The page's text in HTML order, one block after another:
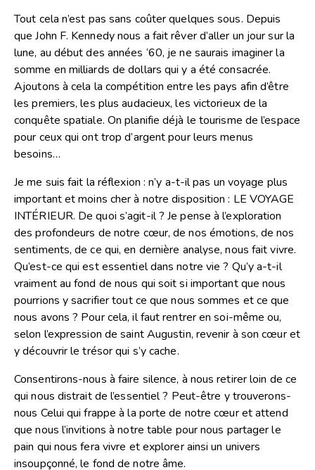
Tout cela n’est pas sans coûter quelques sous. Depuis
que John F. Kennedy nous a fait rêver d’aller un jour sur la
lune, au début des années ‘60, je ne saurais imaginer la
somme en milliards de dollars qui y a été consacrée.
Ajoutons à cela la compétition entre les pays afin d’être
les premiers, les plus audacieux, les victorieux de la
conquête spatiale. On planifie déjà le tourisme de l’espace
pour ceux qui ont trop d’argent pour leurs menus
besoins…
Je me suis fait la réflexion : n’y a-t-il pas un voyage plus
important et moins cher à notre disposition : LE VOYAGE
INTÉRIEUR. De quoi s’agit-il ? Je pense à l’exploration
des profondeurs de notre cœur, de nos émotions, de nos
sentiments, de ce qui, en dernière analyse, nous fait vivre.
Qu’est-ce qui est essentiel dans notre vie ? Qu’y a-t-il
vraiment au fond de nous qui soit si important que nous
pourrions y sacrifier tout ce que nous sommes et ce que
nous avons ? Pour cela, il faut rentrer en soi-même ou,
selon l’expression de saint Augustin, revenir à son cœur et
y découvrir le trésor qui s’y cache.
Consentirons-nous à faire silence, à nous retirer loin de ce
qui nous distrait de l’essentiel ? Peut-être y trouverons-
nous Celui qui frappe à la porte de notre cœur et attend
que nous l’invitions à notre table pour nous partager le
pain qui nous fera vivre et explorer ainsi un univers
insoupçonné, le fond de notre âme.